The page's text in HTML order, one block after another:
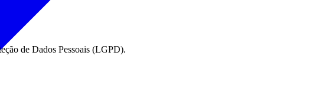
de Dados Pessoais (LGPD).